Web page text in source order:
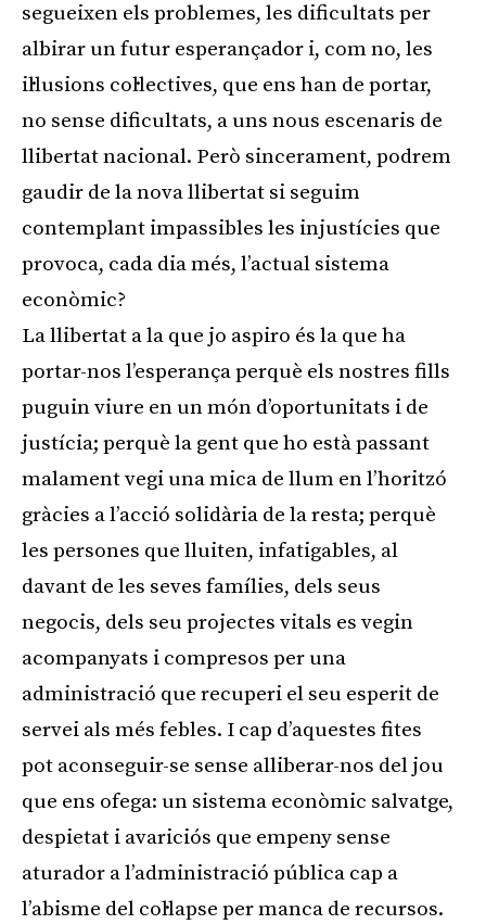
segueixen els problemes, les dificultats per
albirar un futur esperançador i, com no, les
il·lusions col·lectives, que ens han de portar,
no sense dificultats, a uns nous escenaris de
llibertat nacional. Però sincerament, podrem
gaudir de la nova llibertat si seguim
contemplant impassibles les injustícies que
provoca, cada dia més, l’actual sistema
econòmic?
La llibertat a la que jo aspiro és la que ha
portar-nos l’esperança perquè els nostres fills
puguin viure en un món d’oportunitats i de
justícia; perquè la gent que ho està passant
malament vegi una mica de llum en l’horitzó
gràcies a l’acció solidària de la resta; perquè
les persones que lluiten, infatigables, al
davant de les seves famílies, dels seus
negocis, dels seu projectes vitals es vegin
acompanyats i compresos per una
administració que recuperi el seu esperit de
servei als més febles. I cap d’aquestes fites
pot aconseguir-se sense alliberar-nos del jou
que ens ofega: un sistema econòmic salvatge,
despietat i avariciós que empeny sense
aturador a l’administració pública cap a
l’abisme del col·lapse per manca de recursos.